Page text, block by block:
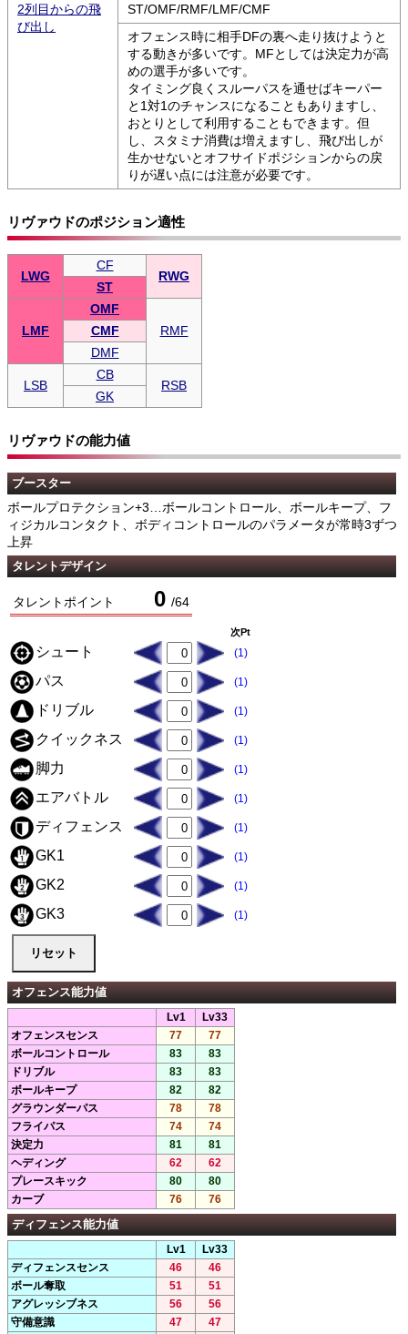
2列目からの飛
び出し
ST/OMF/RMF/LMF/CMF
オフェンス時に相手DFの裏へ走り抜けようと
する動きが多いです。MFとしては決定力が高
めの選手が多いです。
タイミング良くスルーパスを通せばキーパー
と1対1のチャンスになることもありますし、
おとりとして利用することもできます。但
し、スタミナ消費は増えますし、飛び出しが
生かせないとオフサイドポジションからの戻
りが遅い点には注意が必要です。
リヴァウドのポジション適性
LWG
CF
RWG
ST
LMF
OMF
RMF
CMF
DMF
LSB
CB
RSB
GK
リヴァウドの能力値
ブースター
ボールプロテクション+3…ボールコントロール、ボールキープ、フ
ィジカルコンタクト、ボディコントロールのパラメータが常時3ずつ
上昇
タレントデザイン
タレントポイント 0 /64
次Pt
シュート (1)
パス (1)
ドリブル (1)
クイックネス (1)
脚力 (1)
エアバトル (1)
ディフェンス (1)
GK1 (1)
GK2 (1)
GK3 (1)
オフェンス能力値
Lv1
Lv33
オフェンスセンス
77
77
ボールコントロール
83
83
ドリブル
83
83
ボールキープ
82
82
グラウンダーパス
78
78
フライパス
74
74
決定力
81
81
ヘディング
62
62
プレースキック
80
80
カーブ
76 76
ディフェンス能力値
Lv1
Lv33
ディフェンスセンス
46
46
ボール奪取
51
51
アグレッシブネス
56
56
守備意識
47 47